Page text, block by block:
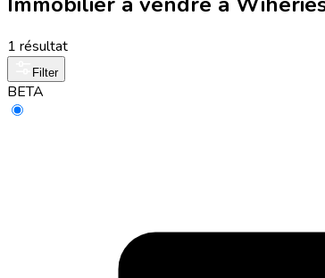
1 résultat
Filter
BETA